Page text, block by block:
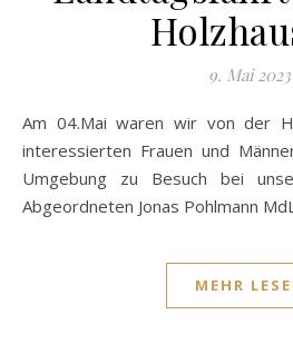
9. Mai 2023
Am 04.Mai waren wir von der Holzhauser CDU mit 39
interessierten Frauen und
Umgebung zu Besuch bei
Abgeordneten Jonas Pohlmann
MEHR